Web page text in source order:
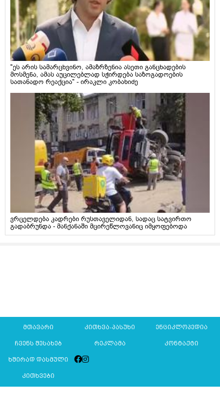
"ეს არის სამარცხვინო, ამაზრზენია ასეთი განცხადების
მოსმენა, ამას აუცილებლად სჭირდება საზოგადოების
სათანადო რეაქცია" - ირაკლი კობახიძე
ვრცელდება კადრები რუსთაველიდან, სადაც სატვირთო
გადაბრუნდა - მანქანაში მცირეწლოვანიც იმყოფებოდა
მთავარი კითხვა-პასუხი ენციკლოპედია
ჩვენს შესახებ რეკლამა კონტაქტი
ხშირად დასმული
კითხვები